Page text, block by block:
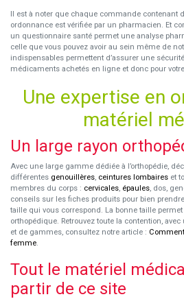
Il est à noter que chaque commande contenant
ordonnance est vérifiée par un pharmacien. Et
un questionnaire santé permet une analyse
celle que vous pouvez avoir au sein même de
indispensables permettent d’assurer une
médicaments achetés en ligne et donc pour
Une expertise en
matériel
Un large rayon
Avec une large gamme dédiée à l’orthopédie,
différentes genouillères, ceintures lombaires et
membres du corps : cervicales, épaules, dos,
conseils sur les fiches produits pour bien
taille qui vous correspond. La bonne taille
orthopédique. Retrouvez toute la contention,
et de gammes, consultez notre article :
femme.
Tout le matériel
partir de ce site